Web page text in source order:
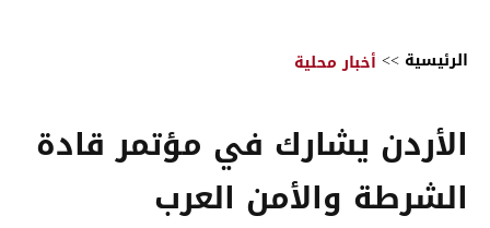
الرئيسية >> أخبار محلية
الأردن يشارك في مؤتمر قادة
الشرطة والأمن العرب